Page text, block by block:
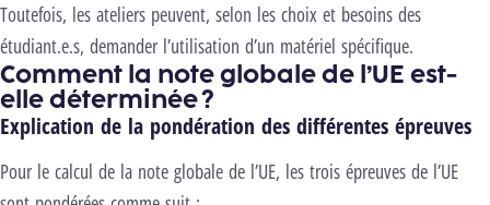
Toutefois, les ateliers peuvent, selon les choix et besoins des
étudiant.e.s, demander l’utilisation d’un matériel spécifique.
Comment la note globale de l’UE est-
elle déterminée ?
Explication de la pondération des différentes épreuves
Pour le calcul de la note globale de l’UE, les trois épreuves de l’UE